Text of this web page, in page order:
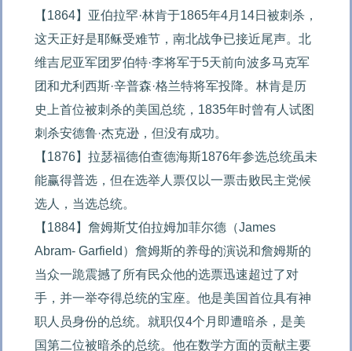
【1864】亚伯拉罕·林肯于1865年4月14日被刺杀，
这天正好是耶稣受难节，南北战争已接近尾声。北
维吉尼亚军团罗伯特·李将军于5天前向波多马克军
团和尤利西斯·辛普森·格兰特将军投降。林肯是历
史上首位被刺杀的美国总统，1835年时曾有人试图
刺杀安德鲁·杰克逊，但没有成功。
【1876】拉瑟福德伯查德海斯1876年参选总统虽未
能赢得普选，但在选举人票仅以一票击败民主党候
选人，当选总统。
【1884】詹姆斯艾伯拉姆加菲尔德（James
Abram- Garfield）詹姆斯的养母的演说和詹姆斯的
当众一跪震撼了所有民众他的选票迅速超过了对
手，并一举夺得总统的宝座。他是美国首位具有神
职人员身份的总统。就职仅4个月即遭暗杀，是美
国第二位被暗杀的总统。他在数学方面的贡献主要